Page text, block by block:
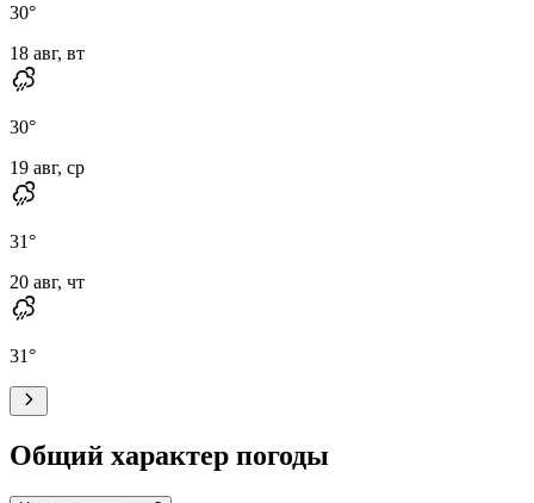
30°
18 авг, вт
30°
19 авг, ср
31°
20 авг, чт
31°
Общий характер погоды